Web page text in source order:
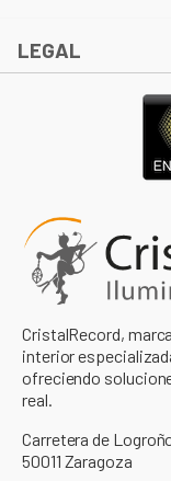
LEGAL
CristalRecord,
interior
ofreciendo
real.
Carretera de
50011 Zaragoza